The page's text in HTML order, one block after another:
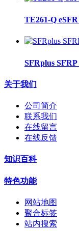
TE261-Q
SFRplus
关于我们
公司简介
联系我们
在线留言
在线反馈
知识百科
特色功能
网站地图
聚合标签
站内搜索